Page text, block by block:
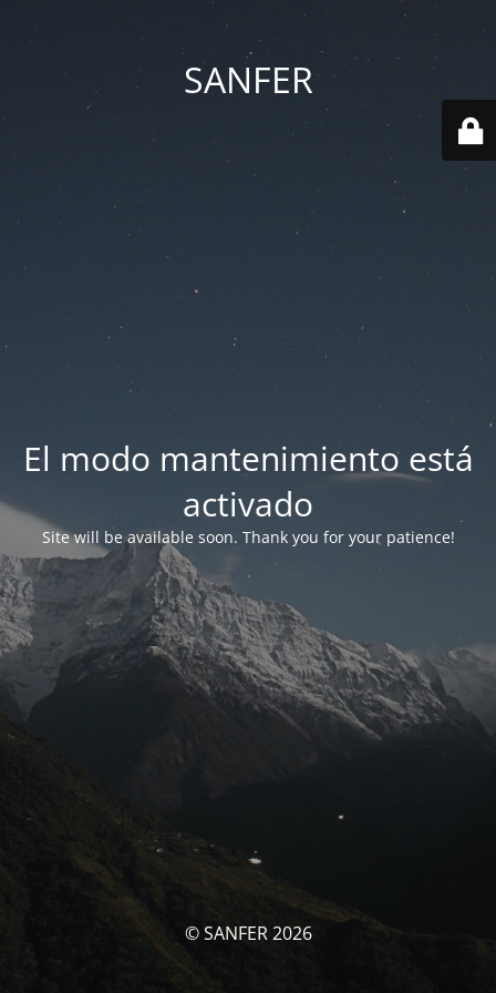
SANFER
El modo mantenimiento está
activado
Site will be available soon. Thank you for your patience!
© SANFER 2026